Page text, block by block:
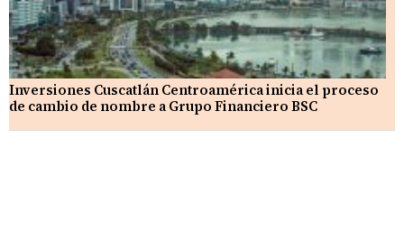
Inversiones Cuscatlán Centroamérica inicia el proceso
de cambio de nombre a Grupo Financiero BSC